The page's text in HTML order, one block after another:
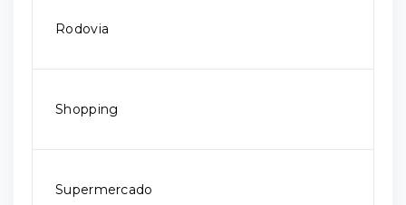
Rodovia
Shopping
Supermercado